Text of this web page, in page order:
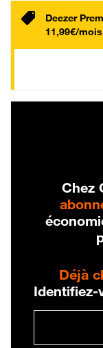
Deezer
11,99€/mois
Chez
Déjà
Identifiez-